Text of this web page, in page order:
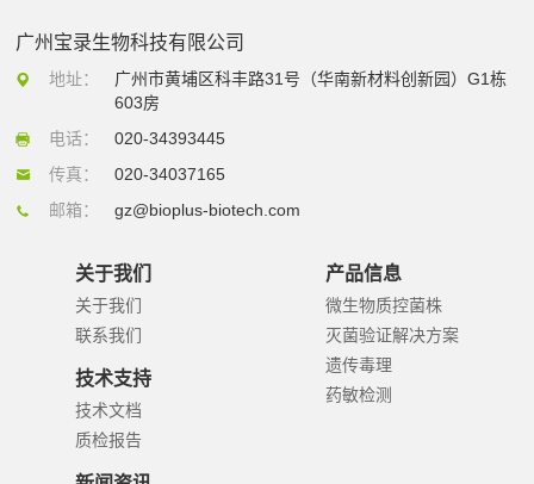
广州宝录生物科技有限公司
地址：
广州市黄埔区科丰路31号（华南新材料创新园）G1栋
603房
电话：
020-34393445
传真：
020-34037165
邮箱：
gz@bioplus-biotech.com
关于我们
关于我们
联系我们
技术支持
技术文档
质检报告
产品信息
微生物质控菌株
灭菌验证解决方案
遗传毒理
药敏检测